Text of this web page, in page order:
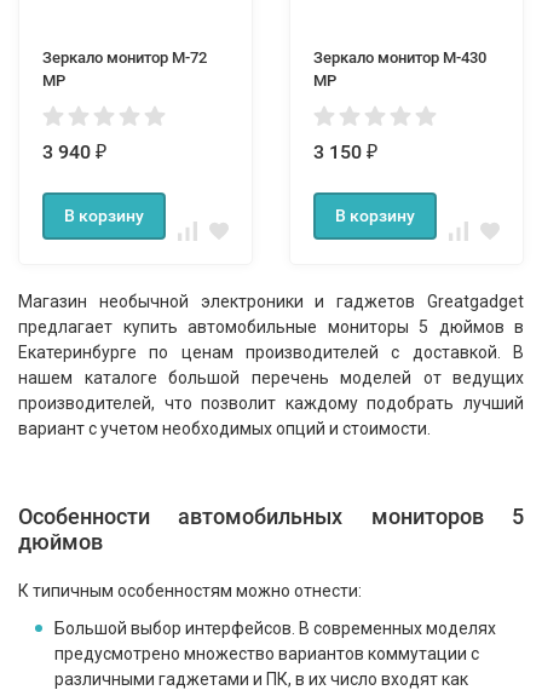
Зеркало монитор M-72
MP
3 940 ₽
В корзину
Зеркало монитор M-430
MP
3 150 ₽
В корзину
Магазин необычной электроники и гаджетов Greatgadget
предлагает купить автомобильные мониторы 5 дюймов в
Екатеринбурге по ценам производителей с доставкой. В
нашем каталоге большой перечень моделей от ведущих
производителей, что позволит каждому подобрать лучший
вариант с учетом необходимых опций и стоимости.
Особенности автомобильных мониторов 5
дюймов
К типичным особенностям можно отнести:
Большой выбор интерфейсов. В современных моделях
предусмотрено множество вариантов коммутации с
различными гаджетами и ПК, в их число входят как